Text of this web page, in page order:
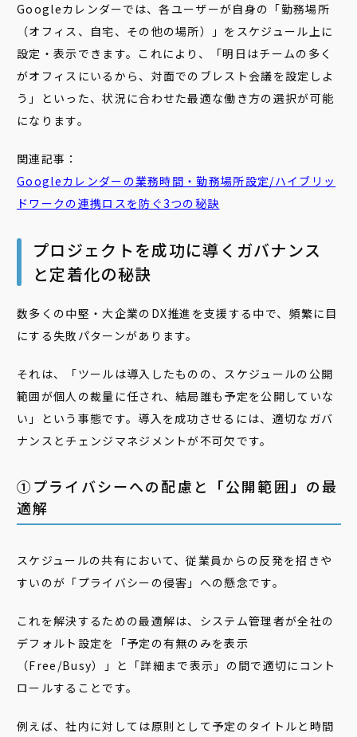
Googleカレンダーでは、各ユーザーが自身の「勤務場所
（オフィス、自宅、その他の場所）」をスケジュール上に
設定・表示できます。これにより、「明日はチームの多く
がオフィスにいるから、対面でのブレスト会議を設定しよ
う」といった、状況に合わせた最適な働き方の選択が可能
になります。
関連記事：
Googleカレンダーの業務時間・勤務場所設定/ハイブリッ
ドワークの連携ロスを防ぐ3つの秘訣
プロジェクトを成功に導くガバナンス
と定着化の秘訣
数多くの中堅・大企業のDX推進を支援する中で、頻繁に目
にする失敗パターンがあります。
それは、「ツールは導入したものの、スケジュールの公開
範囲が個人の裁量に任され、結局誰も予定を公開していな
い」という事態です。導入を成功させるには、適切なガバ
ナンスとチェンジマネジメントが不可欠です。
➀プライバシーへの配慮と「公開範囲」の最
適解
スケジュールの共有において、従業員からの反発を招きや
すいのが「プライバシーの侵害」への懸念です。
これを解決するための最適解は、システム管理者が全社の
デフォルト設定を「予定の有無のみを表示
（Free/Busy）」と「詳細まで表示」の間で適切にコント
ロールすることです。
例えば、社内に対しては原則として予定のタイトルと時間